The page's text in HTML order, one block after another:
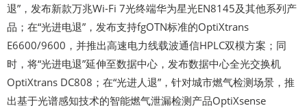
退”，发布新款万兆Wi-Fi 7光终端华为星光EN8145及其他系列产
品；在“光进电退”，发布支持fgOTN标准的OptiXtrans
E6600/9600，并推出高速电力线载波通信HPLC双模方案；同
时，将“光进电退”延伸至数据中心，发布数据中心全光交换机
OptiXtrans DC808；在“光进人退”，针对城市燃气检测场景，推
出基于光谱感知技术的智能燃气泄漏检测产品OptiXsense